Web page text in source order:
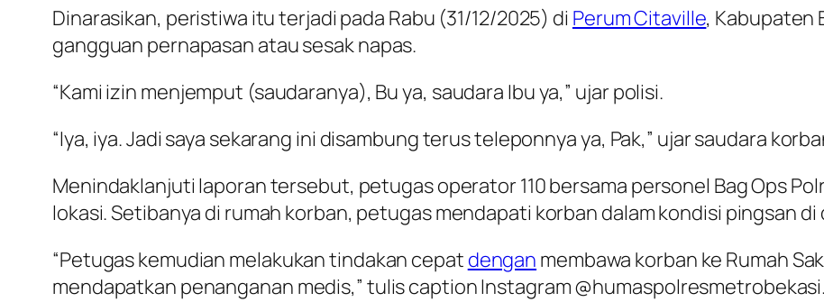
Dinarasikan, peristiwa itu terjadi pada Rabu (31/12/2025) di Perum Citaville, Kabupaten
gangguan pernapasan atau sesak napas.
“Kami izin menjemput (saudaranya), Bu ya, saudara Ibu ya,” ujar polisi.
“Iya, iya. Jadi saya sekarang ini disambung terus teleponnya ya, Pak,” ujar saudara
Menindaklanjuti laporan tersebut, petugas operator 110 bersama personel Bag Ops
lokasi. Setibanya di rumah korban, petugas mendapati korban dalam kondisi pingsan di
“Petugas kemudian melakukan tindakan cepat dengan membawa korban ke Rumah
mendapatkan penanganan medis,” tulis caption Instagram @humaspolresmetrobekasi.